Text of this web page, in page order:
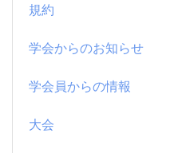
規約
学会からのお知らせ
学会員からの情報
大会